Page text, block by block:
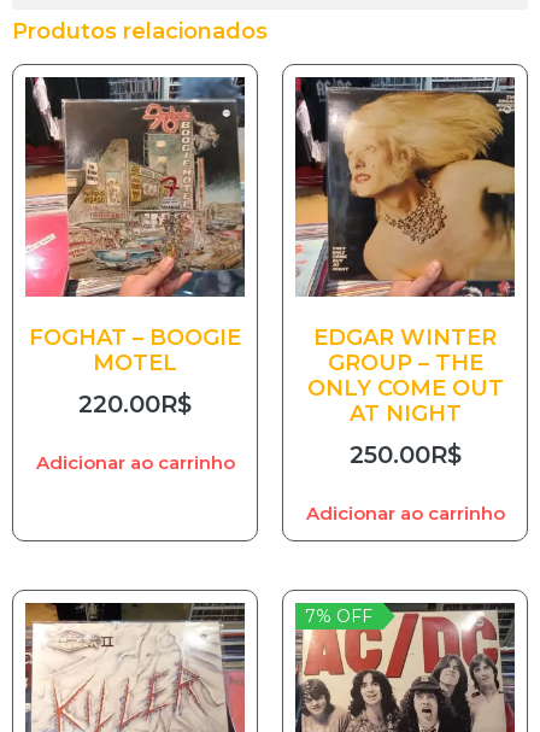
Produtos relacionados
FOGHAT – BOOGIE
MOTEL
220.00R$
Adicionar ao carrinho
EDGAR WINTER
GROUP – THE
ONLY COME OUT
AT NIGHT
250.00R$
Adicionar ao carrinho
7% OFF